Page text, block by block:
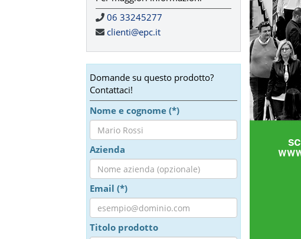
06 33245277
clienti@epc.it
Domande su questo prodotto?
Contattaci!
Nome e cognome (*)
Azienda
Email (*)
Titolo prodotto